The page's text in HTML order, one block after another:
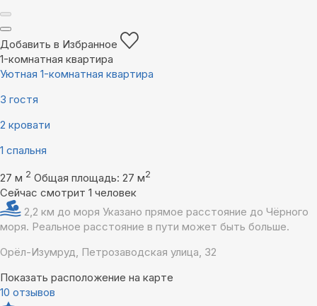
Добавить в Избранное
1-комнатная квартира
Уютная 1-комнатная квартира
3 гостя
2 кровати
1 спальня
27 м 2 Общая площадь: 27 м2
Сейчас смотрит 1 человек
2,2 км до моря Указано прямое расстояние до Чёрного
моря. Реальное расстояние в пути может быть больше.
Орёл-Изумруд, Петрозаводская улица, 32
Показать расположение на карте
10 отзывов